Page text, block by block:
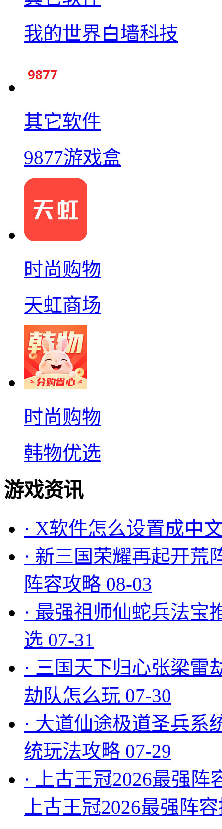
我的世界白墙科技
其它软件
9877游戏盒
时尚购物
天虹商场
时尚购物
韩物优选
游戏资讯
· X软件怎么设置成中
· 新三国荣耀再起开荒
阵容攻略 08-03
· 最强祖师仙蛇兵法宝
选 07-31
· 三国天下归心张梁雷
劫队怎么玩 07-30
· 大道仙途极道圣兵系
统玩法攻略 07-29
·
上古王冠2026最强
上古王冠2026最强阵